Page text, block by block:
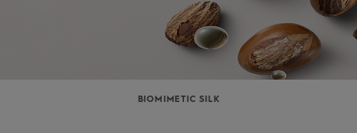
BIOMIMETIC SILK